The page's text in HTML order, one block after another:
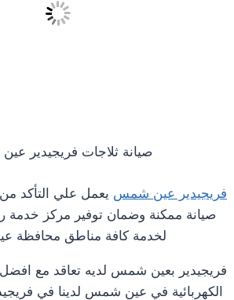
صيانة ثلاجات فريجيدير
فريجيدير عين شمس يعمل علي التأكد
صيانة ممكنة وضمان توفير مركز
لخدمة كافة مناطق محافظة
فريجيدير بعين شمس لديه تعاقد مع افضل
الكهربائية في عين شمس لدينا في